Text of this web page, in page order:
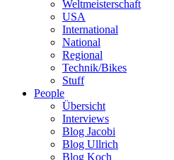
Weltmeisterschaft
USA
International
National
Regional
Technik/Bikes
Stuff
People
Übersicht
Interviews
Blog Jacobi
Blog Ullrich
Blog Koch